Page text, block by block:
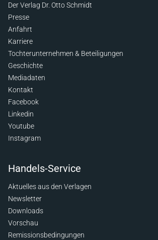
Der Verlag Dr. Otto Schmidt
Presse
Anfahrt
Karriere
Tochterunternehmen & Beteiligungen
Geschichte
Mediadaten
Kontakt
Facebook
Linkedin
Youtube
Instagram
Handels-Service
Aktuelles aus den Verlagen
Newsletter
Downloads
Vorschau
Remissionsbedingungen